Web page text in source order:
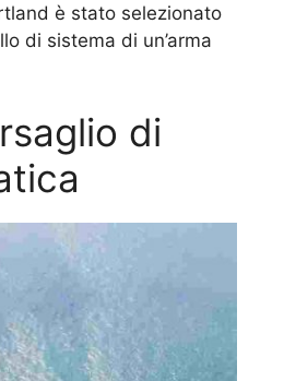
è stato selezionato
di sistema di un’arma
di